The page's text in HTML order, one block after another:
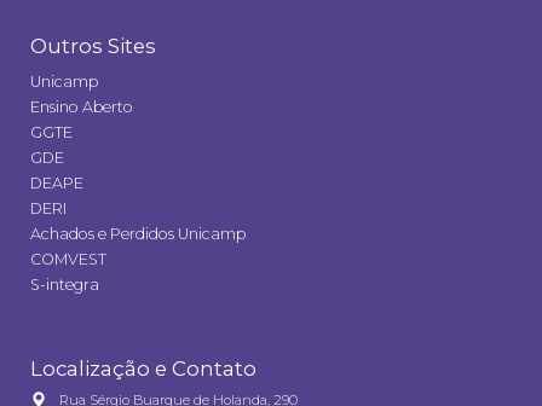
Outros Sites
Unicamp
Ensino Aberto
GGTE
GDE
DEAPE
DERI
Achados e Perdidos Unicamp
COMVEST
S-integra
Localização e Contato
Rua Sérgio Buarque de Holanda, 290